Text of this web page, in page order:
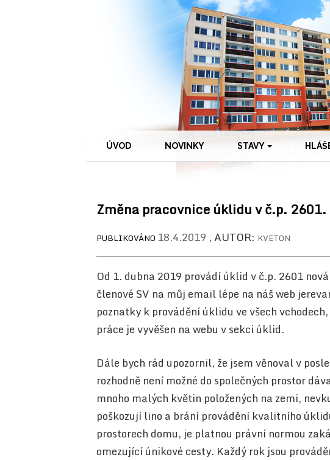
ÚVOD NOVINKY STAVY
Změna pracovnice úklidu v č.p. 2601.
PUBLIKOVÁNO 18.4.2019 , AUTOR: KVETON
Od 1. dubna 2019 provádí úklid v č.p. 2601
členové SV na můj email lépe na náš web
poznatky k provádění úklidu ve všech
práce je vyvěšen na webu v sekci úklid.
Dále bych rád upozornil, že jsem věnoval v
rozhodně není možné do společných prostor
mnoho malých květin položených na zemi,
poškozují lino a brání provádění kvalitního
prostorech domu, je platnou právní normou
omezující únikové cesty. Každý rok jsou